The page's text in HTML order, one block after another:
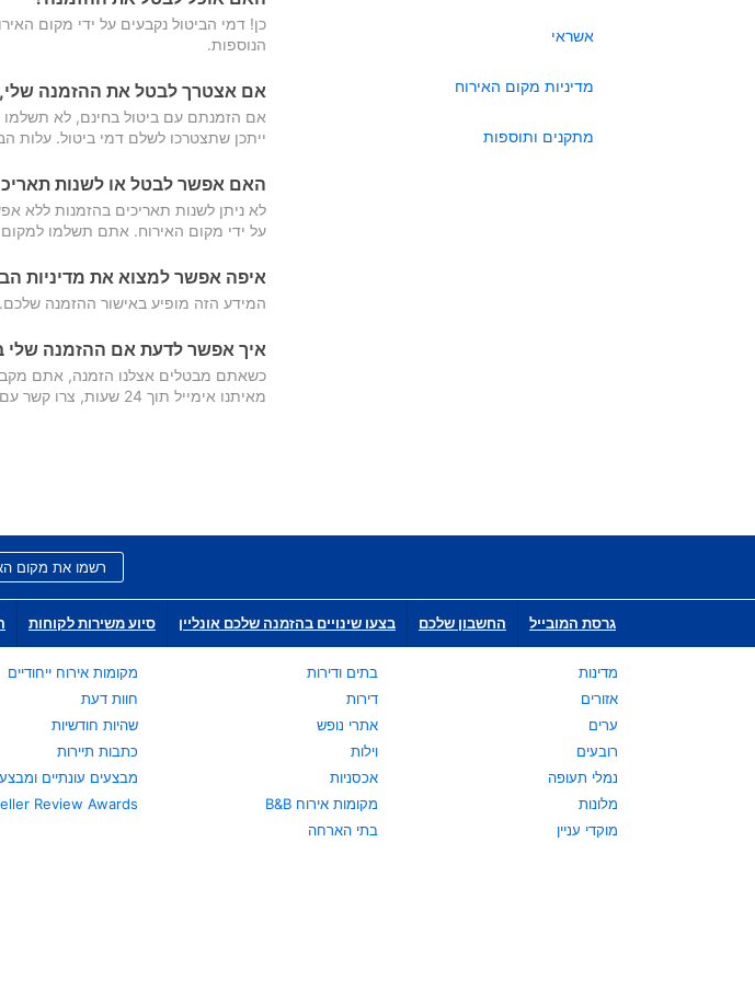
אשראי
מדיניות מקום האירוח
מתקנים ותוספות
כן! דמי הביטול נקבעים על ידי מקום
הנוספות.
אם אצטרך לבטל את ההזמנה
אם הזמנתם עם ביטול בחינם, לא
ייתכן שתצטרכו לשלם דמי ביטול. עלות
האם אפשר לבטל או לשנות
לא ניתן לשנות תאריכים בהזמנות ללא
על ידי מקום האירוח. אתם תשלמו למקום
איפה אפשר למצוא את מדיניות
המידע הזה מופיע באישור ההזמנה שלכם.
איך אפשר לדעת אם ההזמנה שלי
כשאתם מבטלים אצלנו הזמנה, אתם
מאיתנו אימייל תוך 24 שעות, צרו קשר עם מקום האירוח כדי לוודא את הביטול.
רשמו את מקום
גרסת המובייל החשבון שלכם בצעו שינויים בהזמנה שלכם אונליין סיוע משירות לקוחות
מדינות
אזורים
ערים
רובעים
נמלי תעופה
מלונות
מוקדי עניין
בתים ודירות
דירות
אתרי נופש
וילות
אכסניות
מקומות אירוח B&B
בתי הארחה
מקומות אירוח ייחודיים
חוות דעת
שהיות חודשיות
כתבות תיירות
מבצעים עונתיים
Review Awards